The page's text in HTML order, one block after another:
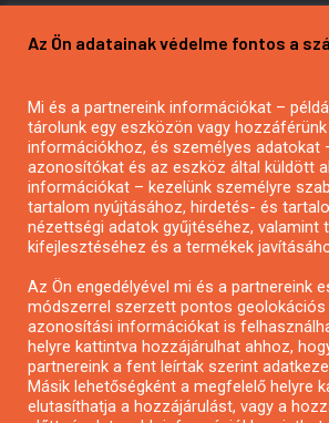
Mezőgazdasági pályázatírás
Pályázatírás civil szervezeteknek
Pályázatírás önkormányzatoknak
Pályázatfigyelés
Specifikus pályázatfigyelés vagy
Pályázatok magánszemélyeknek
Pályázatok civil szervezeteknek
Pályázatok vállalkozásoknak
Az Ön adatainak védelme fontos a
Mi és a partnereink információkat –
tárolunk egy eszközön vagy
információkhoz, és személyes adatokat
azonosítókat és az eszköz által küldött
információkat – kezelünk személyre
tartalom nyújtásához, hirdetés- és
nézettségi adatok gyűjtéséhez, valamint
kifejlesztéséhez és a termékek
Az Ön engedélyével mi és a partnereink
módszerrel szerzett pontos geolokációs
azonosítási információkat is
helyre kattintva hozzájárulhat ahhoz,
partnereink a fent leírtak szerint
Másik lehetőségként a megfelelő helyre
elutasíthatja a hozzájárulást, vagy a